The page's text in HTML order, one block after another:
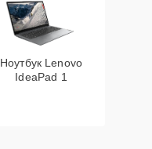
Ноутбук Lenovo
IdeaPad 1